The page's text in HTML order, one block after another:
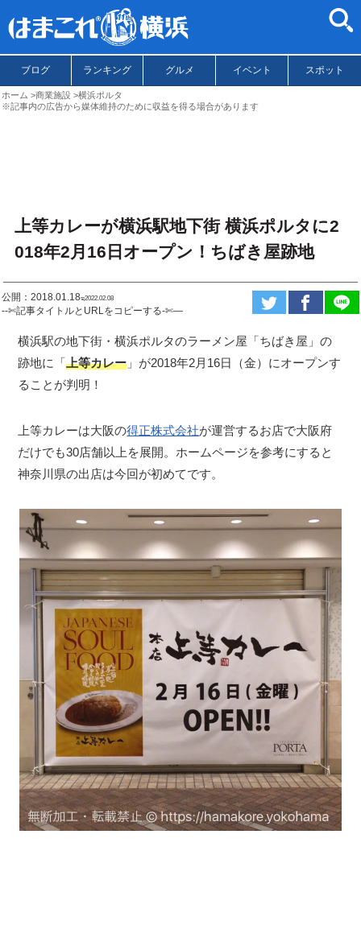
ブログ ランキング グルメ イベント スポット
ホーム 商業施設
横浜ポルタ
※記事内の広告から媒体維持のために収益を得る場合があります
上等カレーが横浜駅地下街 横浜ポルタに2
018年2月16日オープン！ちばき屋跡地
公開：2018.01.18ಇ2022.02.08
--✄記事タイトルとURLをコピーする-✄—
横浜駅の地下街・横浜ポルタのラーメン屋「ちばき屋」の
跡地に「上等カレー 」が2018年2月16日（金）にオープンす
ることが判明！
上等カレーは大阪の得正株式会社が運営するお店で大阪府
だけでも30店舗以上を展開。ホームページを参考にすると
神奈川県の出店は今回が初めてです。